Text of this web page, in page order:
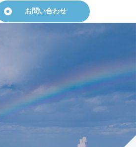
お問い合わせ